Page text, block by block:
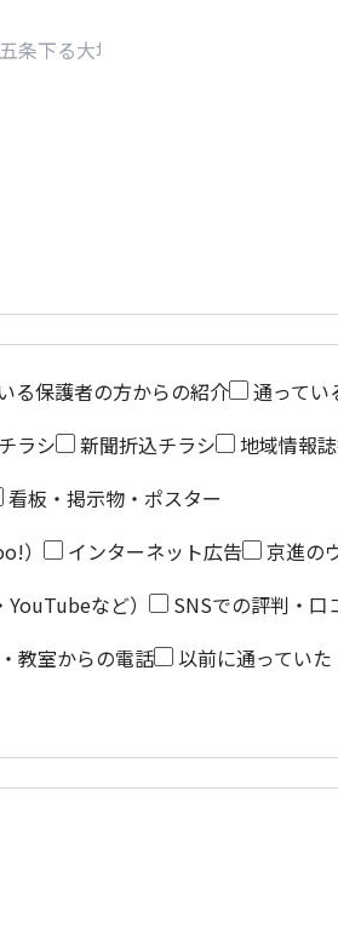
る保護者の方からの紹介
通ってい
ラシ 新聞折込チラシ
地域情報
看板・掲示物・ポスター
）
インターネット広告
京進の
など）
SNSでの評判・口
教室からの電話
以前に通っていた